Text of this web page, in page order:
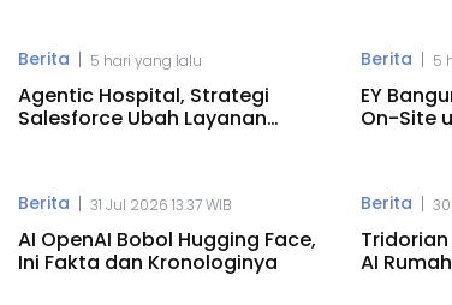
Berita | 5 hari yang lalu
Agentic Hospital, Strategi
Salesforce Ubah Layanan
Berita | 5
EY
On-Site
Berita | 31 Jul 2026 13.37 WIB
AI OpenAI Bobol Hugging Face,
Ini Fakta dan Kronologinya
Berita |
AI